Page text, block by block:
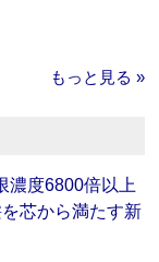
もっと見る »
濃度6800倍以上
芯から満たす新